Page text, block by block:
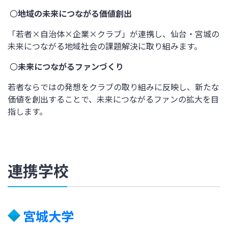
〇地域の未来につながる価値創出
「若者×自治体×企業×クラブ」が連携し、仙台・宮城の
未来につながる地域社会の課題解決に取り組みます。
〇未来につながるファンづくり
若者ならではの発想をクラブの取り組みに反映し、新たな
価値を創出することで、未来につながるファンの拡大を目
指します。
連携学校
宮城大学